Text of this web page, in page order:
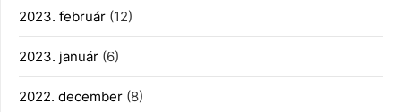
2023. február (12)
2023. január (6)
2022. december (8)